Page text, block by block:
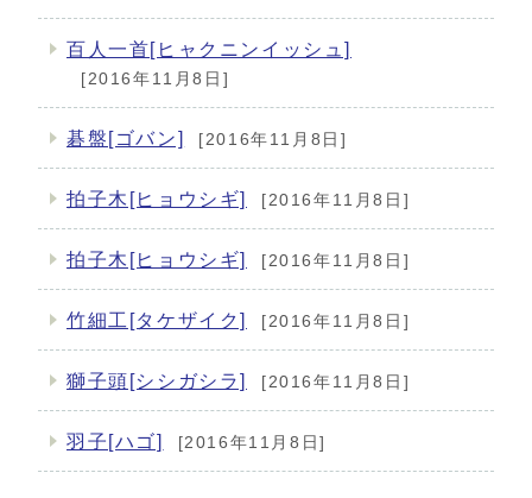
百人一首[ヒャクニンイッシュ]
[2016年11月8日]
碁盤[ゴバン] [2016年11月8日]
拍子木[ヒョウシギ] [2016年11月8日]
拍子木[ヒョウシギ] [2016年11月8日]
竹細工[タケザイク] [2016年11月8日]
獅子頭[シシガシラ] [2016年11月8日]
羽子[ハゴ] [2016年11月8日]